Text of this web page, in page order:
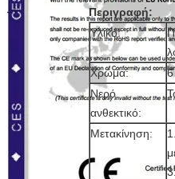
Περιγραφή:
Υλικό:
Χρώμα:
6
Νερό
ανθεκτικό:
Μετακίνηση: